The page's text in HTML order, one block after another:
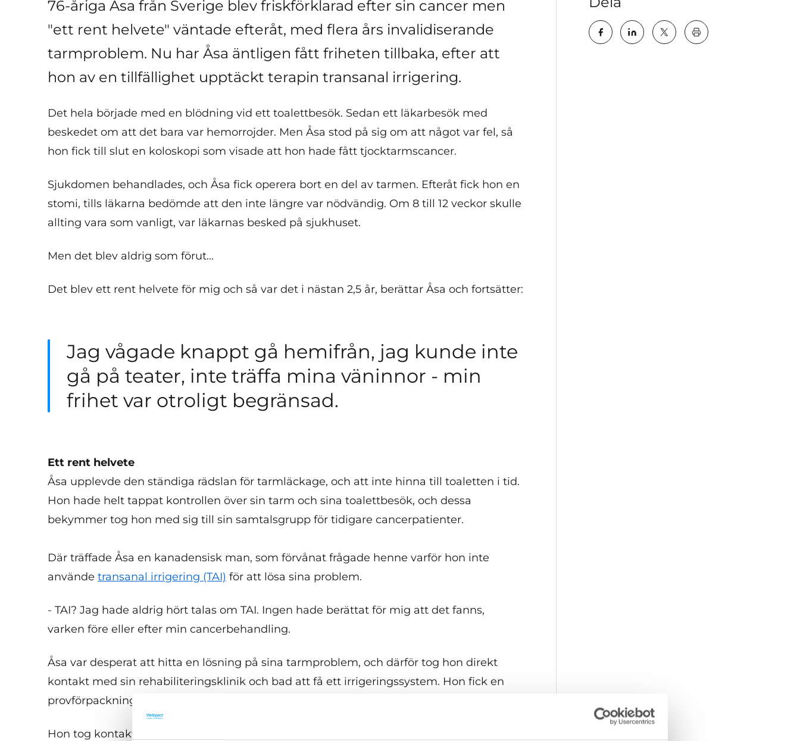
76-åriga Åsa från Sverige blev friskförklarad efter sin cancer men
"ett rent helvete" väntade efteråt, med flera års invalidiserande
tarmproblem. Nu har Åsa äntligen fått friheten tillbaka, efter att
hon av en tillfällighet upptäckt terapin transanal irrigering.
Det hela började med en blödning vid ett toalettbesök. Sedan ett läkarbesök med
beskedet om att det bara var hemorrojder. Men Åsa stod på sig om att något var fel, så
hon fick till slut en koloskopi som visade att hon hade fått tjocktarmscancer.
Sjukdomen behandlades, och Åsa fick operera bort en del av tarmen. Efteråt fick hon en
stomi, tills läkarna bedömde att den inte längre var nödvändig. Om 8 till 12 veckor skulle
allting vara som vanligt, var läkarnas besked på sjukhuset.
Men det blev aldrig som förut...
Det blev ett rent helvete för mig och så var det i nästan 2,5 år, berättar Åsa och fortsätter:
Jag vågade knappt gå hemifrån, jag kunde inte
gå på teater, inte träffa mina väninnor - min
frihet var otroligt begränsad.
Ett rent helvete
Åsa upplevde den ständiga rädslan för tarmläckage, och att inte hinna till toaletten i tid.
Hon hade helt tappat kontrollen över sin tarm och sina toalettbesök, och dessa
bekymmer tog hon med sig till sin samtalsgrupp för tidigare cancerpatienter.
Där träffade Åsa en kanadensisk man, som förvånat frågade henne varför hon inte
använde transanal irrigering (TAI) för att lösa sina problem.
- TAI? Jag hade aldrig hört talas om TAI. Ingen hade berättat för mig att det fanns,
varken före eller efter min cancerbehandling.
Åsa var desperat att hitta en lösning på sina tarmproblem, och därför tog hon direkt
kontakt med sin rehabiliteringsklinik och bad att få ett irrigeringssystem. Hon fick en
provförpackning med ett system med sig hem, men det fungerade inte alls för henne.
Hon tog kontakt med sin stomisköterska:
key:global.print-this-